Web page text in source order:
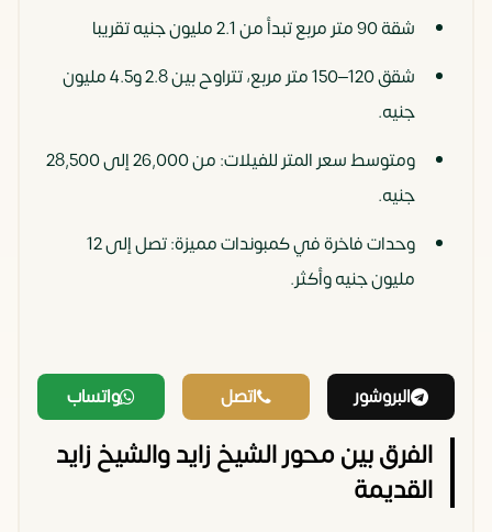
شقة 90 متر مربع تبدأ من 2.1 مليون جنيه تقريبا
شقق 120–150 متر مربع، تتراوح بين 2.8 و4.5 مليون
جنيه.
ومتوسط سعر المتر للفيلات: من 26,000 إلى 28,500
جنيه.
وحدات فاخرة في كمبوندات مميزة: تصل إلى 12
مليون جنيه وأكثر.
البروشور اتصل واتساب
الفرق بين محور الشيخ زايد والشيخ زايد
القديمة